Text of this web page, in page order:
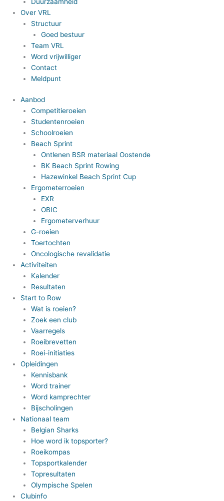
Over VRL
Structuur
Goed bestuur
Team VRL
Word vrijwilliger
Contact
Meldpunt
Aanbod
Competitieroeien
Studentenroeien
Schoolroeien
Beach Sprint
Ontlenen BSR materiaal Oostende
BK Beach Sprint Rowing
Hazewinkel Beach Sprint Cup
Ergometerroeien
EXR
OBIC
Ergometerverhuur
G-roeien
Toertochten
Oncologische revalidatie
Activiteiten
Kalender
Resultaten
Start to Row
Wat is roeien?
Zoek een club
Vaarregels
Roeibrevetten
Roei-initiaties
Opleidingen
Kennisbank
Word trainer
Word kamprechter
Bijscholingen
Nationaal team
Belgian Sharks
Hoe word ik topsporter?
Roeikompas
Topsportkalender
Topresultaten
Olympische Spelen
Clubinfo